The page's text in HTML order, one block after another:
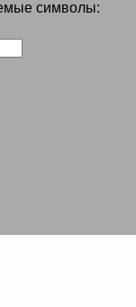
символы: